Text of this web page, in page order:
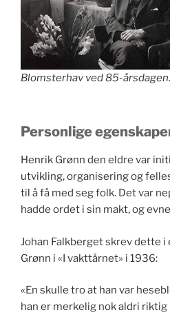
Blomsterhav ved 85-årsdagen.
Personlige
Henrik Grønn den eldre var
utvikling, organisering og
til å få med seg folk. Det var
hadde ordet i sin makt, og
Johan Falkberget skrev dette
Grønn i «I vakttårnet» i 1936:
«En skulle tro at han var
han er merkelig nok aldri riktig